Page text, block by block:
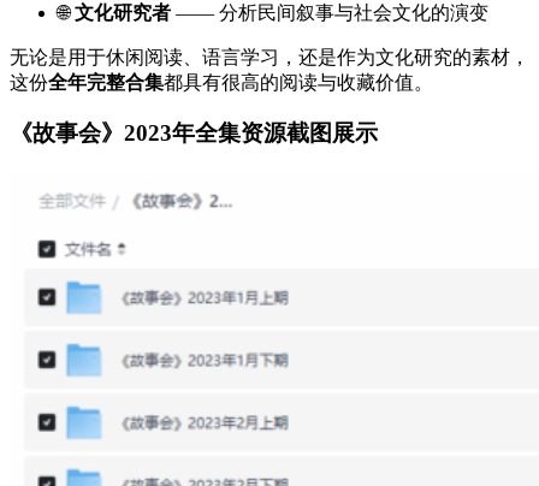
🌐文化研究者 —— 分析民间叙事与社会文化的演变
无论是用于休闲阅读、语言学习，还是作为文化研究的素材，
这份全年完整合集都具有很高的阅读与收藏价值。
《故事会》2023年全集资源截图展示